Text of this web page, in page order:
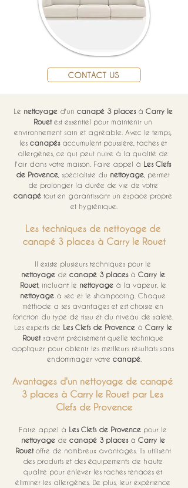
CONTACT US
Le nettoyage d'un canapé 3 places à Carry le
Rouet est essentiel pour maintenir un
environnement sain et agréable. Avec le temps,
les canapés accumulent poussière, taches et
allergènes, ce qui peut nuire à la qualité de
l'air dans votre maison. Faire appel à Les Clefs
de Provence , spécialiste du nettoyage , permet
de prolonger la durée de vie de votre
canapé tout en garantissant un espace propre
et hygiénique.
Les techniques de nettoyage de
canapé 3 places à Carry le Rouet
Il existe plusieurs techniques pour le
nettoyage de canapé 3 places à Carry le
Rouet, incluant le nettoyage à la vapeur, le
nettoyage à sec et le shampooing. Chaque
méthode a ses avantages et est choisie en
fonction du type de tissu et du niveau de saleté.
Les experts de Les Clefs de Provence à Carry le
Rouet savent précisément quelle technique
appliquer pour obtenir les meilleurs résultats sans
endommager votre canapé.
Avantages d'un nettoyage de canapé
3 places à Carry le Rouet par Les
Clefs de Provence
Faire appel à Les Clefs de Provence pour le
nettoyage de canapé 3 places à Carry le
Rouet offre de nombreux avantages. Ils utilisent
des produits et des équipements de haute
qualité pour enlever les taches tenaces et
éliminer les allergènes. De plus, leur expérience